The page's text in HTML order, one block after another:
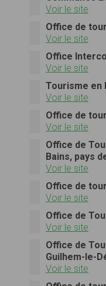
Voir le site
Office de
Voir le site
Office
Voir le site
Tourisme en
Voir le site
Office de
Voir le site
Office de
Bains, pays
Voir le site
Office de
Voir le site
Office de
Voir le site
Office de
Guilhem-le-
Voir le site